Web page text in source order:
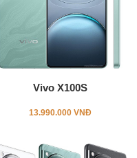
Vivo X100S
13.990.000 VNĐ